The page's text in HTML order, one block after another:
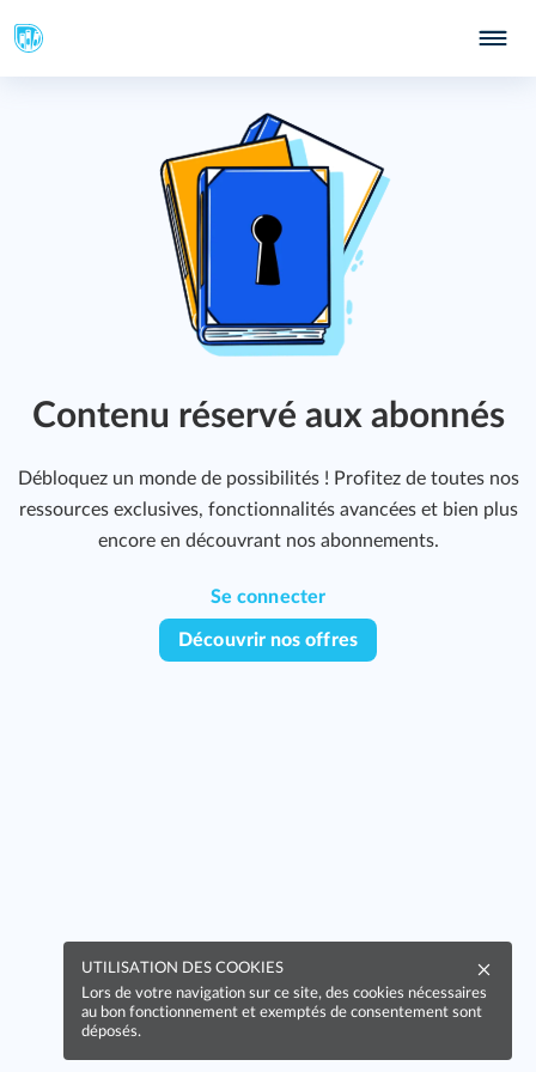
Contenu réservé aux abonnés
Débloquez un monde de possibilités ! Profitez de toutes nos
ressources exclusives, fonctionnalités avancées et bien plus
encore en découvrant nos abonnements.
Se connecter
Découvrir nos offres
UTILISATION DES COOKIES
Lors de votre navigation sur ce site, des cookies nécessaires
au bon fonctionnement et exemptés de consentement sont
déposés.